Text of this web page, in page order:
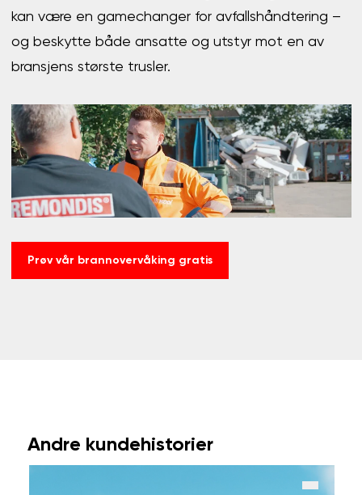
kan være en gamechanger for avfallshåndtering –
og beskytte både ansatte og utstyr mot en av
bransjens største trusler.
Prøv vår brannovervåking gratis
Andre kundehistorier